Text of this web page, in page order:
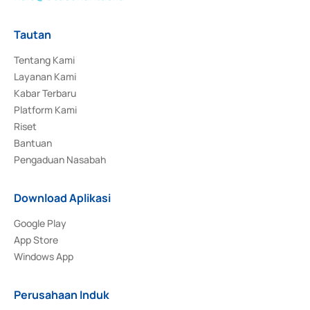
Tautan
Tentang Kami
Layanan Kami
Kabar Terbaru
Platform Kami
Riset
Bantuan
Pengaduan Nasabah
Download Aplikasi
Google Play
App Store
Windows App
Perusahaan Induk